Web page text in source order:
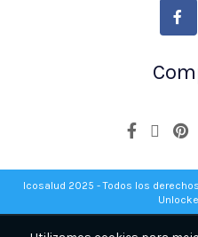
Icosalud 2025 - Todos los